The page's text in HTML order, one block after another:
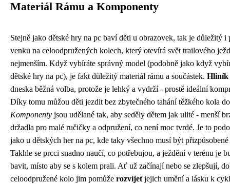
Materiál Rámu a Komponenty
Stejně jako dětské hry na pc baví děti u obrazovek, tak je důležitý i
venku na celoodpružených kolech, který otevírá svět trailového
nejmenším. Když vybíráte správný model (podobně jako když
dětské hry na pc), je fakt důležitý materiál rámu a součástek. Hliník
dneska běžná volba, protože je lehký a vydrží - prostě ideální
Díky tomu můžou děti jezdit bez zbytečného tahání těžkého kola
Komponenty jsou udělané tak, aby seděly dětem jak ulité - menší
držadla pro malé ručičky a odpružení, co není moc tvrdé. Je to
jako u dětských her na pc, kde taky všechno musí být přizpůsobené
Takhle se prcci snadno naučí, co potřebujou, a ježdění v terénu je
bavit, místo aby se s kolem prali. Ať už začínají nebo se zlepšují,
celoodpružené kolo jim pomůže rozvíjet jejich umění a lásku k